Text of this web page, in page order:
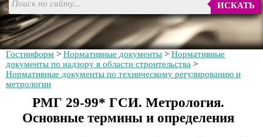
ИСКАТЬ
Гостинформ > Нормативные документы > Нормативные
документы по надзору в области строительства >
Нормативные документы по техническому регулированию и
метрологии
РМГ 29-99* ГСИ. Метрология.
Основные термины и определения